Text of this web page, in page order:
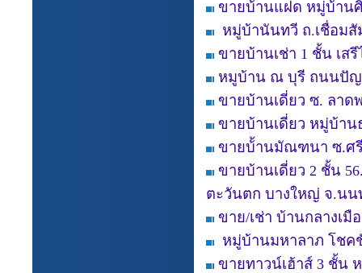
ขายบ้านแฝด หมู่บ้าน
หมู่บ้านันทวี ถ.เชื่อม
ขายบ้านเช่า 1 ชั้น เส
หมูบ้าน ณ บุรี ถนนปั
ขายบ้านเดี่ยว ซ. ลาด
ขายบ้านเดี่ยว หมู่บ้าน
ขายบ้้านมัณฑนา ซ.ศ
ขายบ้านเดี่ยว 2 ชั้น
ตะวันตก บางใหญ่ จ.น
ขาย/เช่า บ้านกลางเ
หมู่บ้านมหาลาภ โชค
ขายทาวน์เฮ้าส์ 3 ชั้น